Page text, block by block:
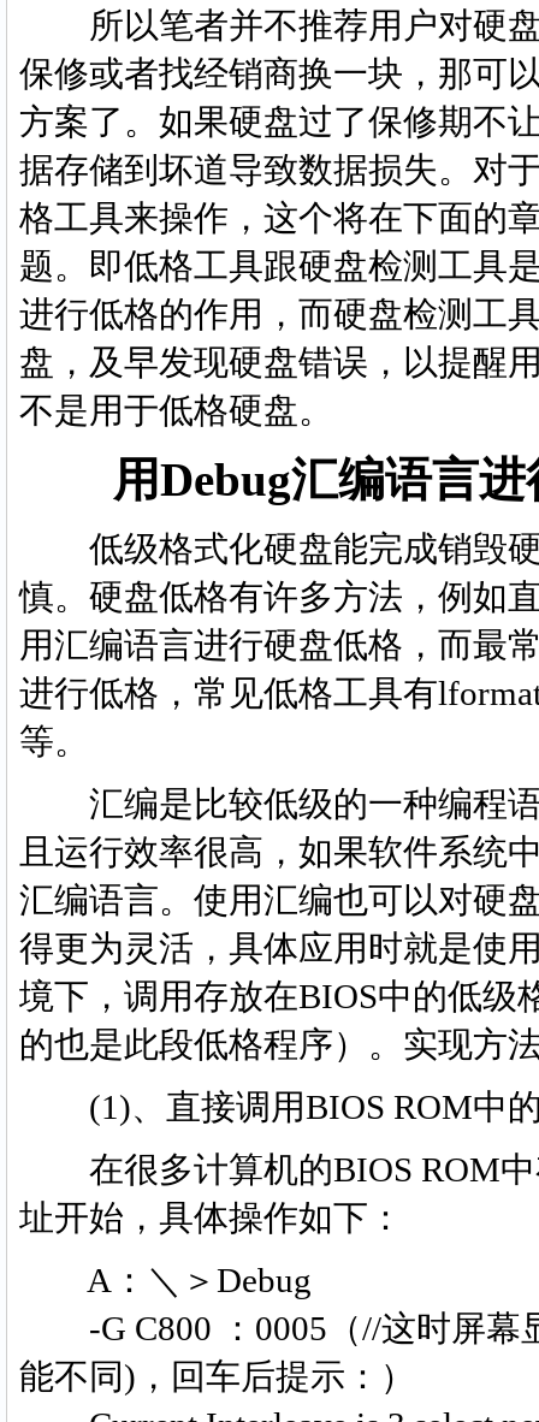
所以笔者并不推荐用户对硬盘
保修或者找经销商换一块，那可
方案了。如果硬盘过了保修期不
据存储到坏道导致数据损失。对
格工具来操作，这个将在下面的
题。即低格工具跟硬盘检测工具
进行低格的作用，而硬盘检测工
盘，及早发现硬盘错误，以提醒
不是用于低格硬盘。
用Debug汇编语言
低级格式化硬盘能完成销毁硬
慎。硬盘低格有许多方法，例如
用汇编语言进行硬盘低格，而最
进行低格，常见低格工具有
等。
汇编是比较低级的一种编程语
且运行效率很高，如果软件系统
汇编语言。使用汇编也可以对硬
得更为灵活，具体应用时就是使
境下，调用存放在BIOS中的低级
的也是此段低格程序）。实现方
(1)、直接调用BIOS ROM中
在很多计算机的BIOS ROM中
址开始，具体操作如下：
A：＼＞Debug
-G C800 ：0005（//这时屏幕
能不同)，回车后提示：）